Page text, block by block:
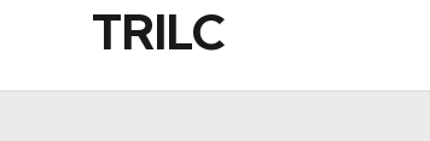
TRILC